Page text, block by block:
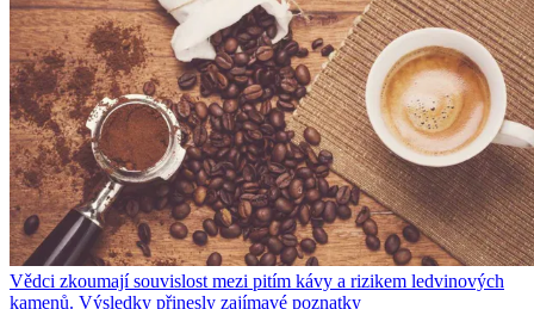
Vědci zkoumají souvislost mezi pitím kávy a rizikem ledvinových
kamenů. Výsledky přinesly zajímavé poznatky